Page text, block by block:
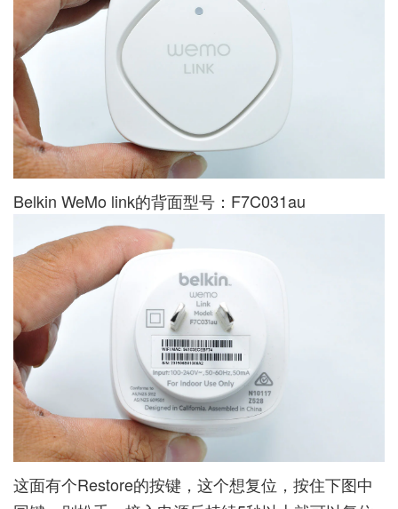
Belkin WeMo link的背面型号：F7C031au
这面有个Restore的按键，这个想复位，按住下图中